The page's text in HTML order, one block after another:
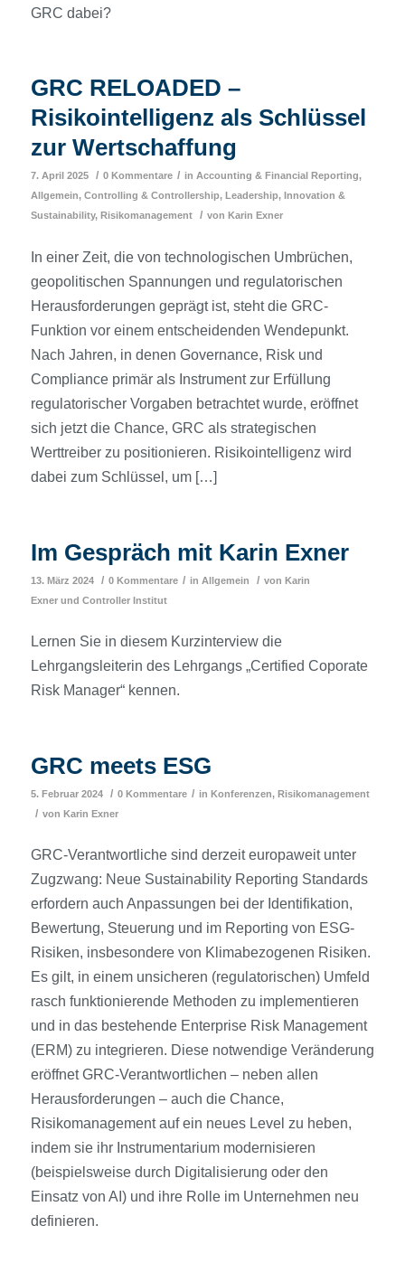
GRC dabei?
GRC RELOADED –
Risikointelligenz als Schlüssel
zur Wertschaffung
7. April 2025 / 0 Kommentare / in Accounting & Financial Reporting,
Allgemein, Controlling & Controllership, Leadership, Innovation &
Sustainability, Risikomanagement / von Karin Exner
In einer Zeit, die von technologischen Umbrüchen,
geopolitischen Spannungen und regulatorischen
Herausforderungen geprägt ist, steht die GRC-
Funktion vor einem entscheidenden Wendepunkt.
Nach Jahren, in denen Governance, Risk und
Compliance primär als Instrument zur Erfüllung
regulatorischer Vorgaben betrachtet wurde, eröffnet
sich jetzt die Chance, GRC als strategischen
Werttreiber zu positionieren. Risikointelligenz wird
dabei zum Schlüssel, um […]
Im Gespräch mit Karin Exner
13. März 2024 / 0 Kommentare / in Allgemein / von Karin
Exnerund Controller Institut
Lernen Sie in diesem Kurzinterview die
Lehrgangsleiterin des Lehrgangs „Certified Coporate
Risk Manager“ kennen.
GRC meets ESG
5. Februar 2024 / 0 Kommentare / in Konferenzen, Risikomanagement
/ von Karin Exner
GRC-Verantwortliche sind derzeit europaweit unter
Zugzwang: Neue Sustainability Reporting Standards
erfordern auch Anpassungen bei der Identifikation,
Bewertung, Steuerung und im Reporting von ESG-
Risiken, insbesondere von Klimabezogenen Risiken.
Es gilt, in einem unsicheren (regulatorischen) Umfeld
rasch funktionierende Methoden zu implementieren
und in das bestehende Enterprise Risk Management
(ERM) zu integrieren. Diese notwendige Veränderung
eröffnet GRC-Verantwortlichen – neben allen
Herausforderungen – auch die Chance,
Risikomanagement auf ein neues Level zu heben,
indem sie ihr Instrumentarium modernisieren
(beispielsweise durch Digitalisierung oder den
Einsatz von AI) und ihre Rolle im Unternehmen neu
definieren.